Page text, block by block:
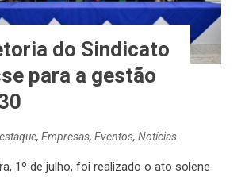
do Sindicato
para a gestão
, Empresas, Eventos, Notícias
1º de julho, foi realizado o ato solene